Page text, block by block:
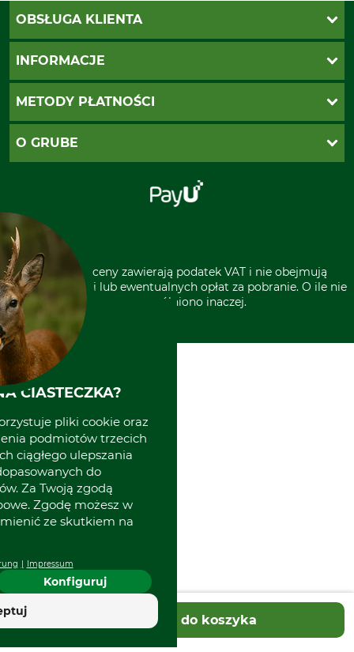
Dodaj do koszyka
OBSŁUGA KLIENTA
Katalogi Grube
Ustawienia plików cookie
INFORMACJE
Koszty dostawy
Odstąpienie od zamówienia
METODY PŁATNOŚCI
PayU
O GRUBE
Grube w Europie
* Wszystkie ceny zawierają podatek VAT i nie obejmują
kosztów wysyłki lub ewentualnych opłat za pobranie. O ile nie
wyszczególniono inaczej.
CIASTECZKA?
pliki cookie oraz
podmiotów trzecich
ciągłego ulepszania
do
Za Twoją zgodą
Zgodę możesz w
ze skutkiem na
Impressum
Konfiguruj